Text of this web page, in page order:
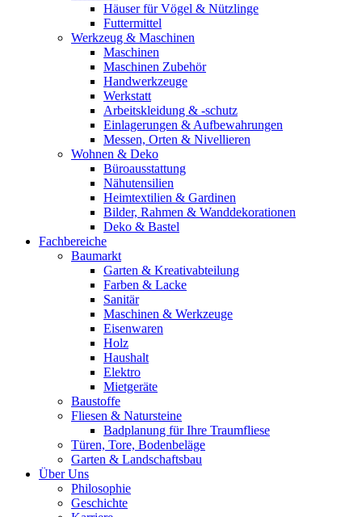
Häuser für Vögel & Nützlinge
Futtermittel
Werkzeug & Maschinen
Maschinen
Maschinen Zubehör
Handwerkzeuge
Werkstatt
Arbeitskleidung & -schutz
Einlagerungen & Aufbewahrungen
Messen, Orten & Nivellieren
Wohnen & Deko
Büroausstattung
Nähutensilien
Heimtextilien & Gardinen
Bilder, Rahmen & Wanddekorationen
Deko & Bastel
Fachbereiche
Baumarkt
Garten & Kreativabteilung
Farben & Lacke
Sanitär
Maschinen & Werkzeuge
Eisenwaren
Holz
Haushalt
Elektro
Mietgeräte
Baustoffe
Fliesen & Natursteine
Badplanung für Ihre Traumfliese
Türen, Tore, Bodenbeläge
Garten & Landschaftsbau
Über Uns
Philosophie
Geschichte